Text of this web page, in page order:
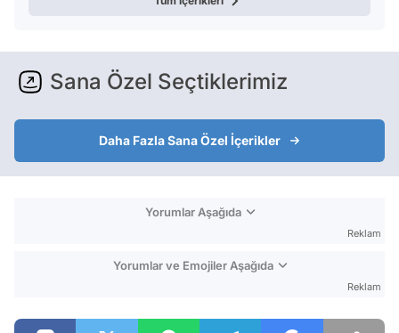
Sana Özel Seçtiklerimiz
Daha Fazla Sana Özel İçerikler
Yorumlar Aşağıda
Reklam
Yorumlar ve Emojiler Aşağıda
Reklam